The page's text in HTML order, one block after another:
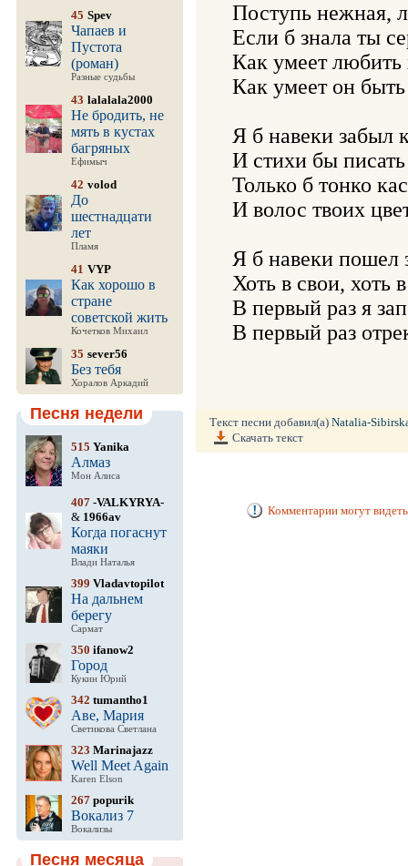
45 Spev
Чапаев и
Пустота
(роман)
Разные судьбы
43 lalalala2000
Не бродить, не
мять в кустах
багряных
Ефимыч
42 volod
До
шестнадцати
лет
Пламя
41 VYP
Как хорошо в
стране
советской жить
Кочетков Михаил
35 sever56
Без тебя
Хоралов Аркадий
Песня недели
515 Yanika
Алмаз
Мон Алиса
407 -VALKYRYA-
& 1966av
Когда погаснут
маяки
Влади Наталья
399 Vladavtopilot
На дальнем
берегу
Сармат
350 ifanow2
Город
Кукин Юрий
342 tumantho1
Аве, Мария
Светикова Светлана
323 Marinajazz
Well Meet Again
Karen Elson
267 popurik
Вокализ 7
Вокализы
Песня месяца
Поступь нежная,
Если б знала ты
Как умеет любить
Как умеет он
Я б навеки забыл
И стихи бы
Только б тонко
И волос твоих
Я б навеки пошел
Хоть в свои, хоть
В первый раз я
Текст песни добавил(а) Natalia-
Скачать текст
Комментарии могут